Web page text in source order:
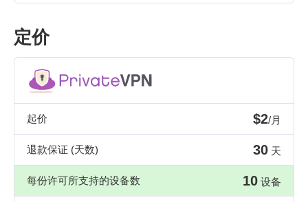
定价
起价 $2/月
退款保证 (天数) 30 天
每份许可所支持的设备数 10 设备